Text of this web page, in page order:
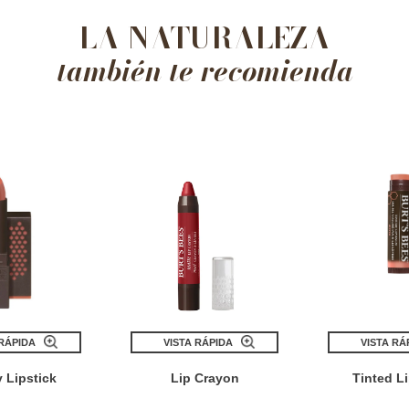
LA NATURALEZA
también te recomienda
Lipstick
VISTA RÁPIDA
Lip Crayon
VISTA
Tinted